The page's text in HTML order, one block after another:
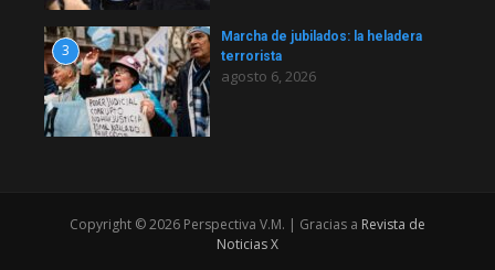
3
Marcha de jubilados: la heladera
terrorista
agosto 6, 2026
Copyright © 2026 Perspectiva V.M. | Gracias a Revista de
Noticias X